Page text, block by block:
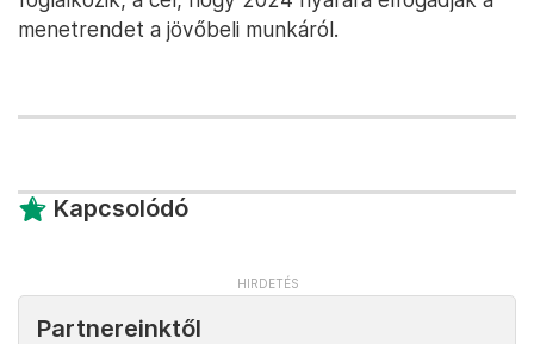
menetrendet a jövőbeli munkáról.
Kapcsolódó
Partnereinktől